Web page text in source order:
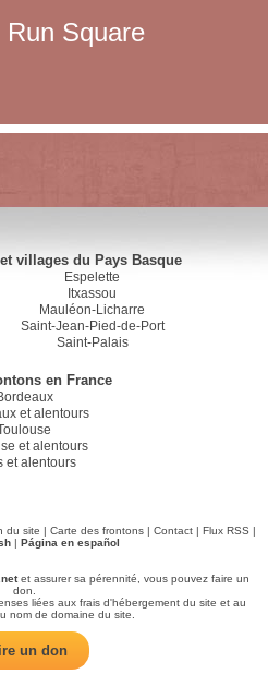
Run Square
villages du Pays Basque
Espelette
Itxassou
Mauléon-Licharre
Saint-Jean-Pied-de-Port
Saint-Palais
en France
et alentours
et alentours
et alentours
du site | Carte des frontons| Contact| Flux RSS |
| Página en español
et assurer sa pérennité, vous pouvez faire un
don.
liées aux frais d'hébergement du site et au
nom de domaine du site.
un don